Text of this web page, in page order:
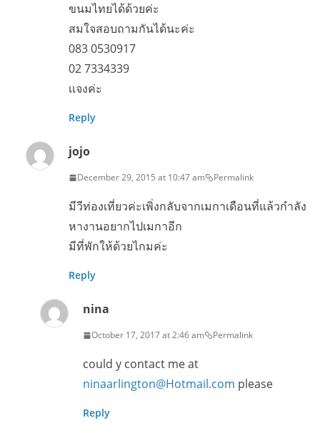
ขนมไทยได้ด้วยค่ะ
สมใจสอบถามกันได้นะค่ะ
083 0530917
02 7334339
เเจงค่ะ
Reply
jojo
December 29, 2015 at 10:47 am Permalink
มีวีท่องเที่ยวค่ะเพิ่งกลับจากเมกาเดือนที่แล้วกำลัง
หางานอยากไปเมกาอีก
มีที่พักให้ด้วยไกมค่ะ
Reply
nina
October 17, 2017 at 2:46 am Permalink
could y contact me at
ninaarlington@Hotmail.com please
Reply